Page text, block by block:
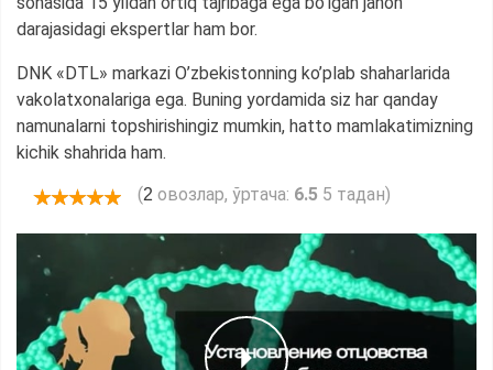
darajasidagi ekspertlar ham bor.
DNK «DTL» markazi O’zbekistonning ko’plab shaharlarida
vakolatxonalariga ega. Buning yordamida siz har qanday
namunalarni topshirishingiz mumkin, hatto mamlakatimizning
kichik shahrida ham.
(2 овозлар, ўртача: 6.5 5 тадан)